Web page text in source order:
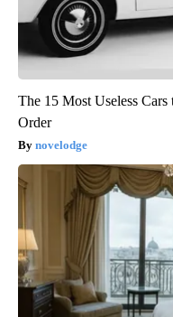
The 15 Most Useless
Order
novelodge